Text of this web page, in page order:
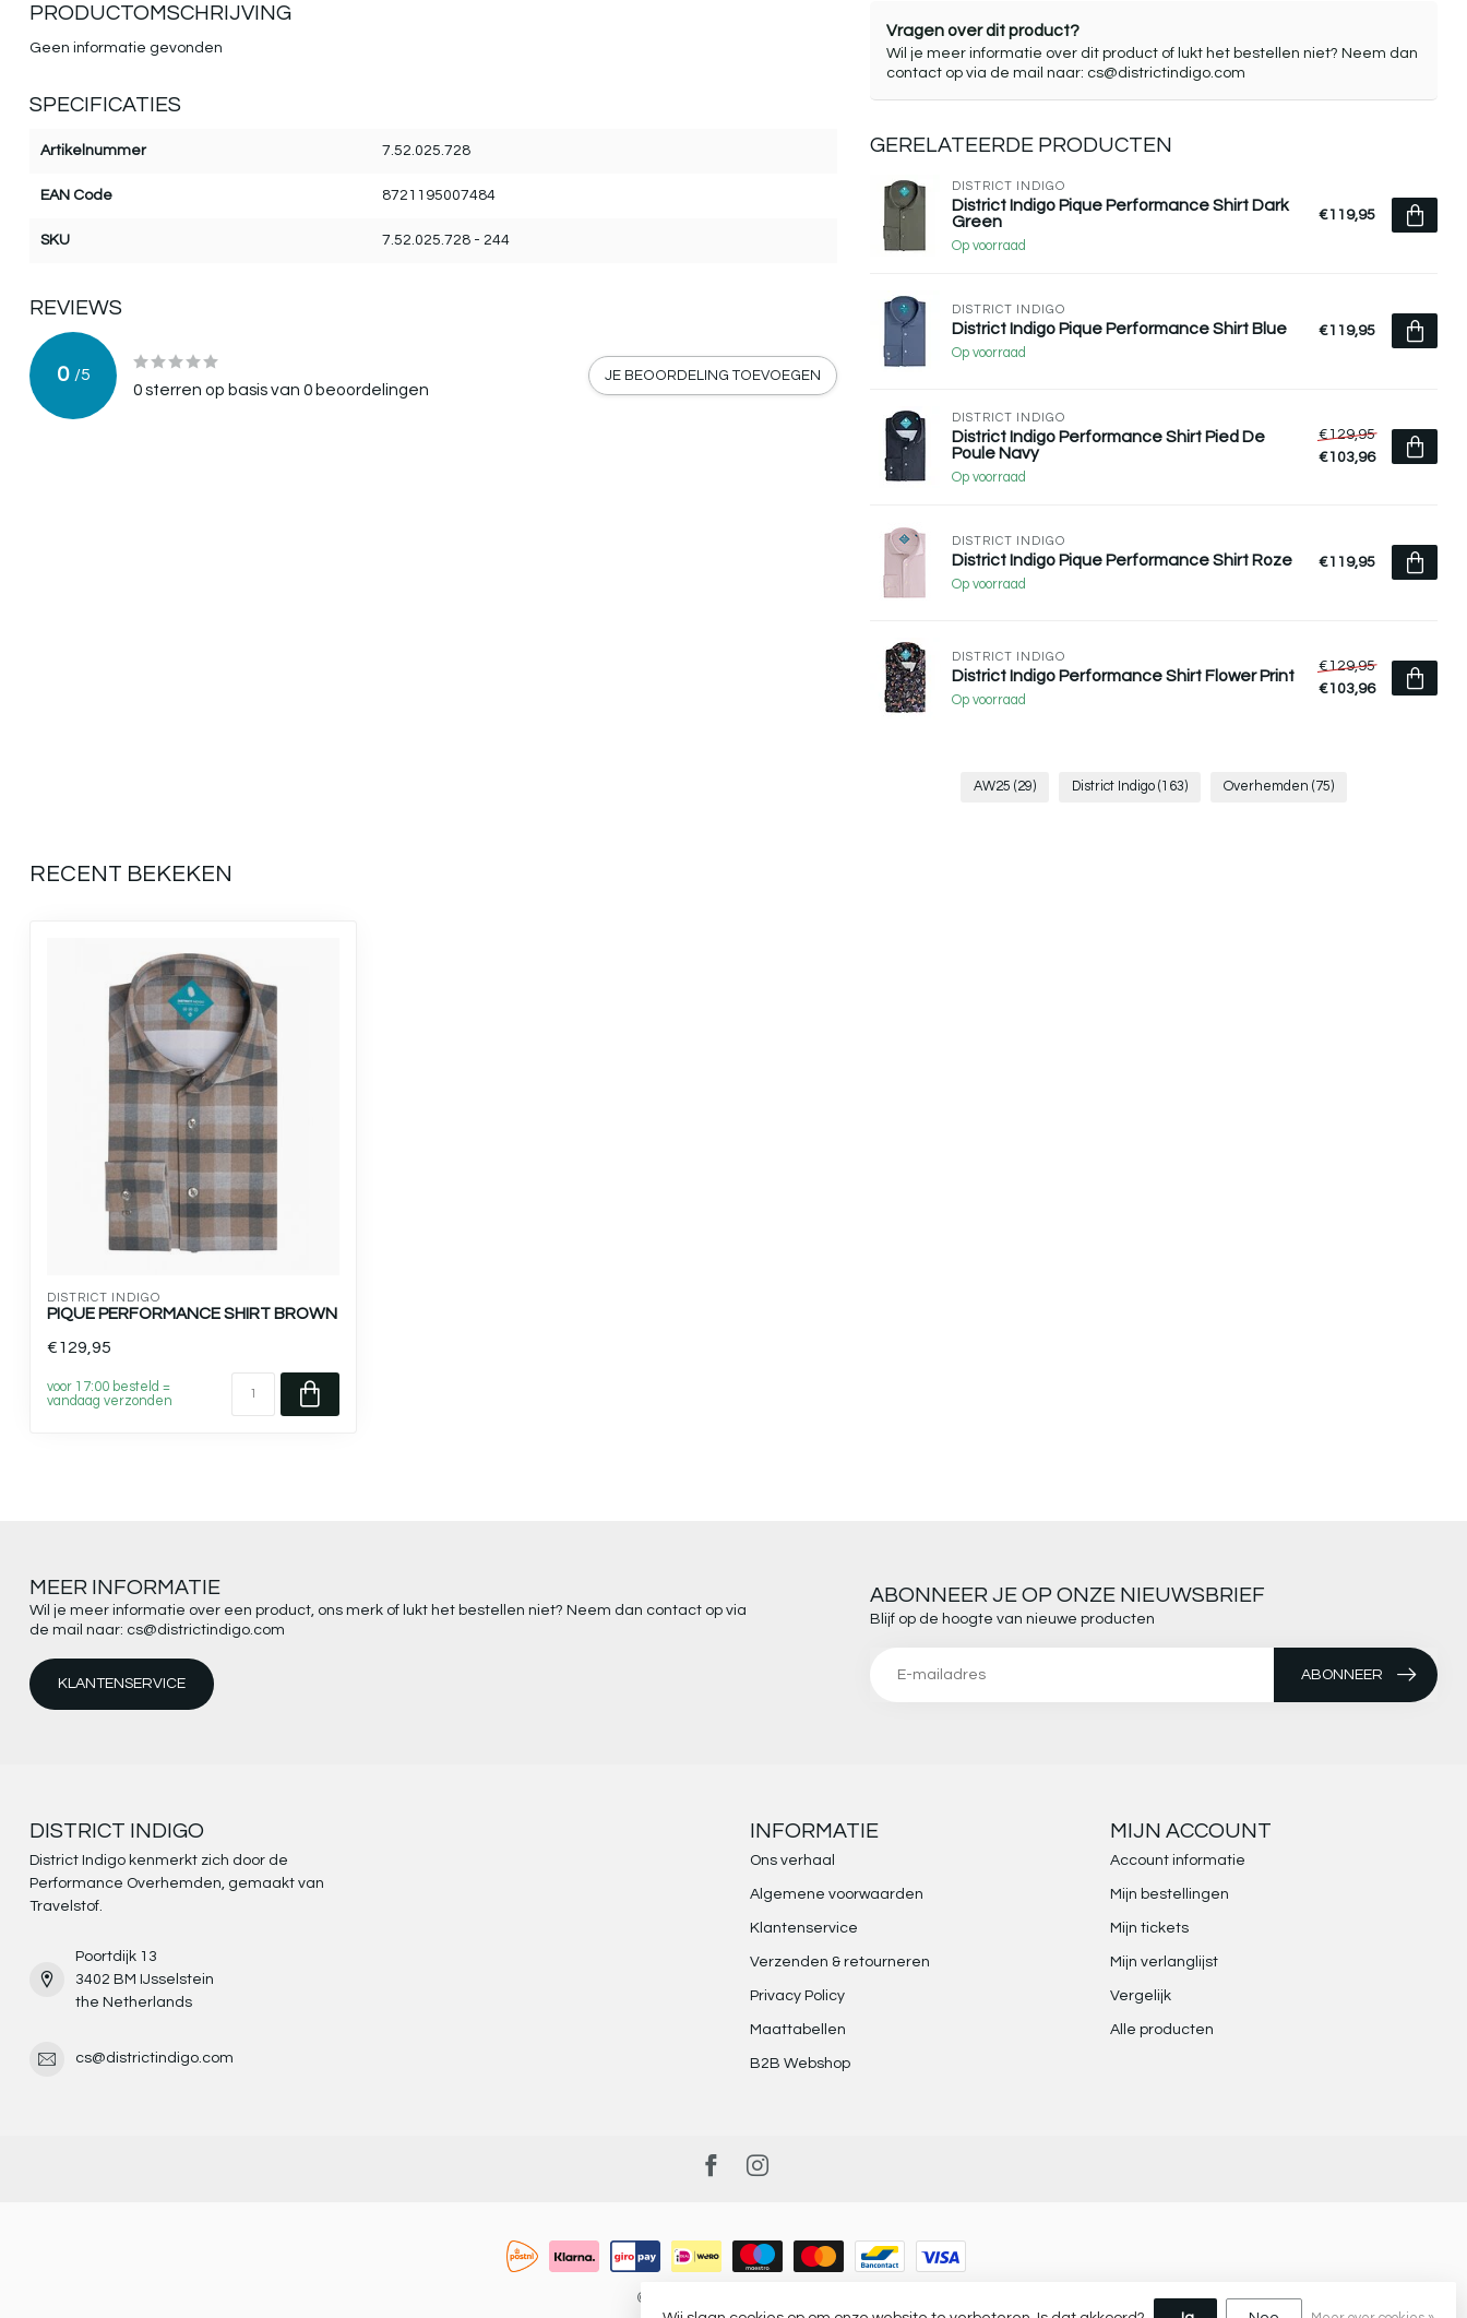
PRODUCTOMSCHRIJVING
Geen informatie gevonden
SPECIFICATIES
Artikelnummer 7.52.025.728
EAN Code 8721195007484
SKU 7.52.025.728 - 244
REVIEWS
0 /5
0sterren op basis van 0 beoordelingen
JE BEOORDELING TOEVOEGEN
Vragen over dit product?
Wil je meer informatie over dit product of lukt het bestellen niet? Neem dan
contact op via de mail naar: cs@districtindigo.com
GERELATEERDE PRODUCTEN
DISTRICT INDIGO
District Indigo Pique Performance Shirt Dark
Green
Op voorraad
€119,95
DISTRICT INDIGO
District Indigo Pique Performance Shirt Blue
Op voorraad
€119,95
DISTRICT INDIGO
District Indigo Performance Shirt Pied De
Poule Navy
Op voorraad
€129,95
€103,96
DISTRICT INDIGO
District Indigo Pique Performance Shirt Roze
Op voorraad
€119,95
DISTRICT INDIGO
District Indigo Performance Shirt Flower Print
Op voorraad
€129,95
€103,96
AW25 (29) District Indigo (163) Overhemden (75)
RECENT BEKEKEN
DISTRICT INDIGO
PIQUE PERFORMANCE SHIRT BROWN
€129,95
voor 17:00 besteld =
vandaag verzonden
MEER INFORMATIE
Wil je meer informatie over een product, ons merk of lukt het bestellen niet? Neem dan contact op via
de mail naar: cs@districtindigo.com
KLANTENSERVICE
ABONNEER JE OP ONZE NIEUWSBRIEF
Blijf op de hoogte van nieuwe producten
ABONNEER
DISTRICT INDIGO
District Indigo kenmerkt zich door de
Performance Overhemden, gemaakt van
Travelstof.
Poortdijk 13
3402 BM IJsselstein
the Netherlands
cs@districtindigo.com
INFORMATIE
Ons verhaal
Algemene voorwaarden
Klantenservice
Verzenden & retourneren
Privacy Policy
Maattabellen
B2B Webshop
MIJN ACCOUNT
Account informatie
Mijn bestellingen
Mijn tickets
Mijn verlanglijst
Vergelijk
Alle producten
© Copyright 2026 District Indigo